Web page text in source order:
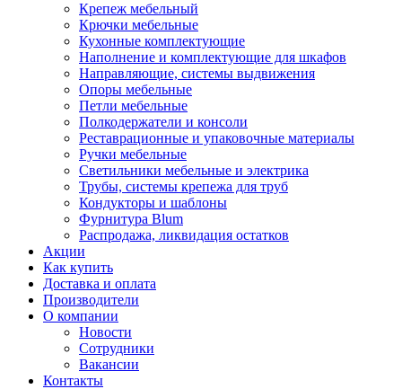
Крепеж мебельный
Крючки мебельные
Кухонные комплектующие
Наполнение и комплектующие для шкафов
Направляющие, системы выдвижения
Опоры мебельные
Петли мебельные
Полкодержатели и консоли
Реставрационные и упаковочные материалы
Ручки мебельные
Светильники мебельные и электрика
Трубы, системы крепежа для труб
Кондукторы и шаблоны
Фурнитура Blum
Распродажа, ликвидация остатков
Акции
Как купить
Доставка и оплата
Производители
О компании
Новости
Сотрудники
Вакансии
Контакты